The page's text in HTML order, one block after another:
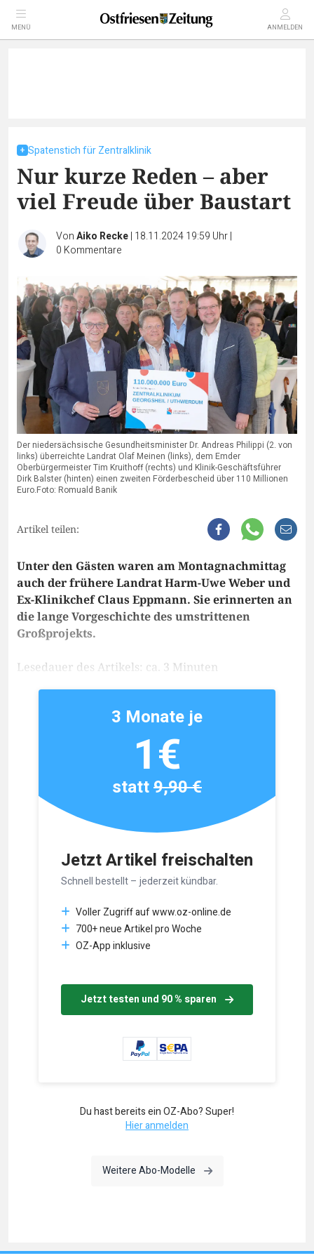
MENÜ ANMELDEN
Spatenstich für Zentralklinik
Nur kurze Reden – aber
viel Freude über Baustart
VonAiko Recke| 18.11.2024 19:59 Uhr|
0 Kommentare
Der niedersächsische Gesundheitsminister Dr. Andreas Philippi (2. von
links) überreichte Landrat Olaf Meinen (links), dem Emder
Oberbürgermeister Tim Kruithoff (rechts) und Klinik-Geschäftsführer
Dirk Balster (hinten) einen zweiten Förderbescheid über 110 Millionen
Euro.Foto: Romuald Banik
Artikel teilen:
Unter den Gästen waren am Montagnachmittag
auch der frühere Landrat Harm-Uwe Weber und
Ex-Klinikchef Claus Eppmann. Sie erinnerten an
die lange Vorgeschichte des umstrittenen
Großprojekts.
Lesedauer des Artikels: ca. 3 Minuten
Jetzt Artikel freischalten
Schnell bestellt – jederzeit kündbar.
Voller Zugriff auf www.oz-online.de
700+ neue Artikel pro Woche
OZ-App inklusive
Jetzt testen und 90 % sparen
3 Monate je
1€
statt9,90 €
Du hast bereits ein OZ-Abo? Super!
Hier anmelden
Weitere Abo-Modelle